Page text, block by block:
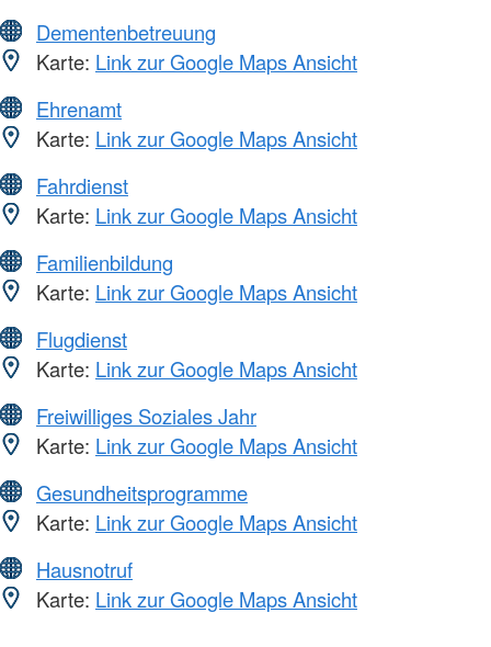
Dementenbetreuung
Karte: Link zur Google Maps Ansicht
Ehrenamt
Karte: Link zur Google Maps Ansicht
Fahrdienst
Karte: Link zur Google Maps Ansicht
Familienbildung
Karte: Link zur Google Maps Ansicht
Flugdienst
Karte: Link zur Google Maps Ansicht
Freiwilliges Soziales Jahr
Karte: Link zur Google Maps Ansicht
Gesundheitsprogramme
Karte: Link zur Google Maps Ansicht
Hausnotruf
Karte: Link zur Google Maps Ansicht